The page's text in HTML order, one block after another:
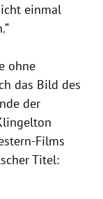
einmal
ohne
das Bild des
der
Films
Titel: